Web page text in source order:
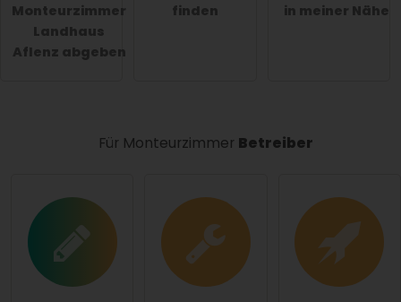
Hinweis:Bitte beachten Sie, öffentliche Fragen sind
für alle Besucher sichtbar
Klicken Sie hier um eine
Monteurzimmer
Landhaus
Aflenz abgeben
finden
in meiner Nähe
Für Monteurzimmer Betreiber